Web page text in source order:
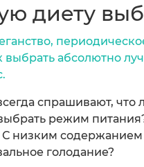
диету
выбрать абсолютно
спрашивают, что
режим
С низким содержанием
голодание?